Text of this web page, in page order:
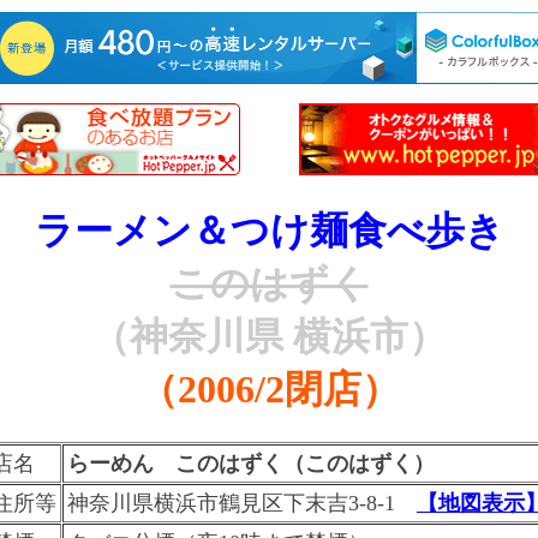
ラーメン＆つけ麺食べ歩き
このはずく
（神奈川県 横浜市）
（2006/2閉店）
名
らーめん このはずく（このはずく）
所等 神奈川県横浜市鶴見区下末吉3-8-1
【地図表示